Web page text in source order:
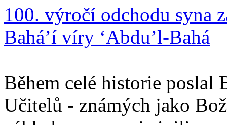
100. výročí odchodu syna
Bahá’í víry ‘Abdu’l-Bahá
Během celé historie poslal
Učitelů - známých jako